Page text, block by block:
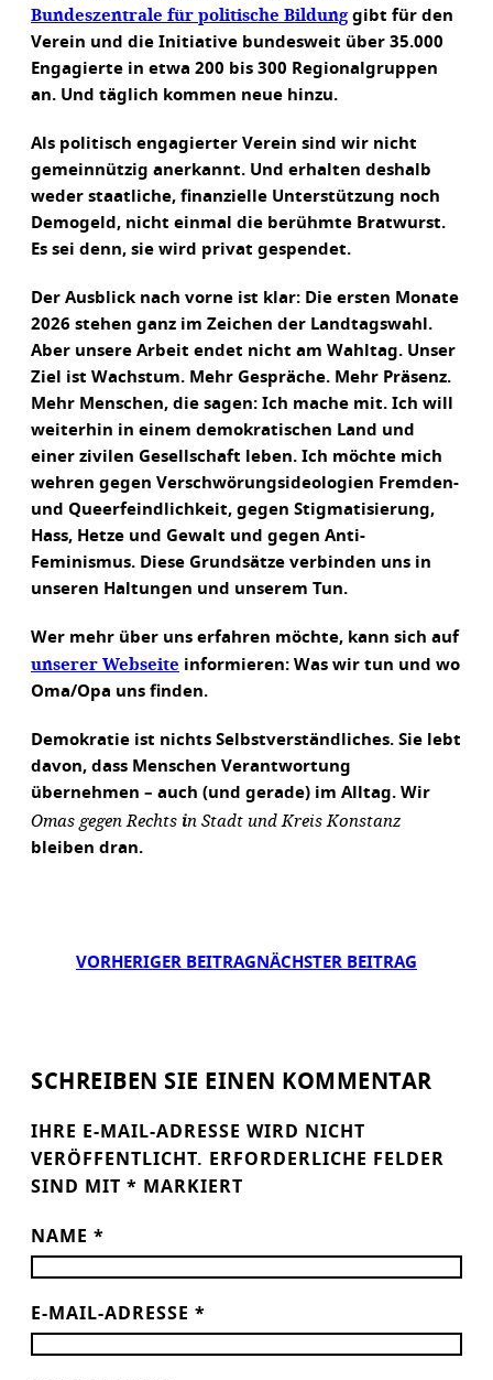
Bundeszentrale für politische Bildunggibt für den
Verein und die Initiative bundesweit über 35.000
Engagierte in etwa 200 bis 300 Regionalgruppen
an. Und täglich kommen neue hinzu.
Als politisch engagierter Verein sind wir nicht
gemeinnützig anerkannt. Und erhalten deshalb
weder staatliche, finanzielle Unterstützung noch
Demogeld, nicht einmal die berühmte Bratwurst.
Es sei denn, sie wird privat gespendet.
Der Ausblick nach vorne ist klar: Die ersten Monate
2026 stehen ganz im Zeichen der Landtagswahl.
Aber unsere Arbeit endet nicht am Wahltag. Unser
Ziel ist Wachstum. Mehr Gespräche. Mehr Präsenz.
Mehr Menschen, die sagen: Ich mache mit. Ich will
weiterhin in einem demokratischen Land und
einer zivilen Gesellschaft leben. Ich möchte mich
wehren gegen Verschwörungsideologien Fremden-
und Queerfeindlichkeit, gegen Stigmatisierung,
Hass, Hetze und Gewalt und gegen Anti-
Feminismus. Diese Grundsätze verbinden uns in
unseren Haltungen und unserem Tun.
Wer mehr über uns erfahren möchte, kann sich auf
unserer Webseite informieren: Was wir tun und wo
Oma/Opa uns finden.
Demokratie ist nichts Selbstverständliches. Sie lebt
davon, dass Menschen Verantwortung
übernehmen – auch (und gerade) im Alltag. Wir
Omas gegen Rechts in Stadt und Kreis Konstanz
bleiben dran.
VORHERIGER BEITRAG NÄCHSTER BEITRAG
SCHREIBEN SIE EINEN KOMMENTAR
IHRE E-MAIL-ADRESSE WIRD NICHT
VERÖFFENTLICHT.
ERFORDERLICHE FELDER
SIND MIT * MARKIERT
NAME *
E-MAIL-ADRESSE *